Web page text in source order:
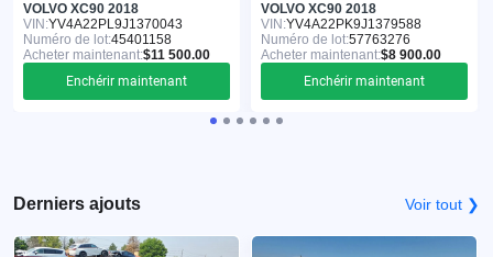
VOLVO XC90 2018
VIN:YV4A22PL9J1370043
Numéro de lot:45401158
Acheter maintenant:$11 500.00
Enchérir maintenant
VOLVO XC90 2018
VIN:YV4A22PK9J1379588
Numéro de lot:57763276
Acheter maintenant:$8 900.00
Enchérir maintenant
Derniers ajouts Voir tout ❯